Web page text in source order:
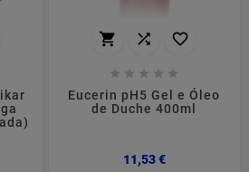
  
    
Eucerin pH5 Gel e Óleo
de Duche 400ml
11,53 €Preço